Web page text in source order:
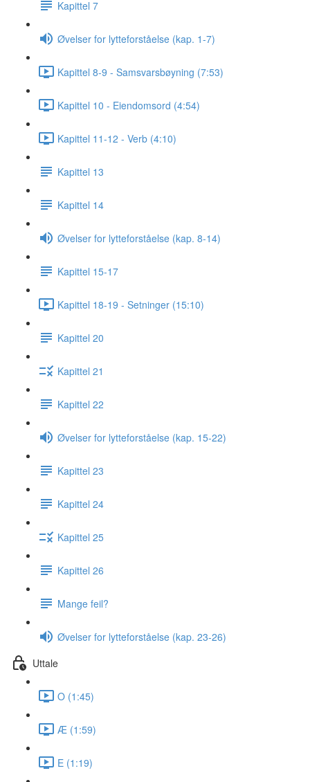
Kapittel 7
Øvelser for lytteforståelse (kap. 1-7)
Kapittel 8-9 - Samsvarsbøyning (7:53)
Kapittel 10 - Eiendomsord (4:54)
Kapittel 11-12 - Verb (4:10)
Kapittel 13
Kapittel 14
Øvelser for lytteforståelse (kap. 8-14)
Kapittel 15-17
Kapittel 18-19 - Setninger (15:10)
Kapittel 20
Kapittel 21
Kapittel 22
Øvelser for lytteforståelse (kap. 15-22)
Kapittel 23
Kapittel 24
Kapittel 25
Kapittel 26
Mange feil?
Øvelser for lytteforståelse (kap. 23-26)
Uttale
O (1:45)
Æ (1:59)
E (1:19)